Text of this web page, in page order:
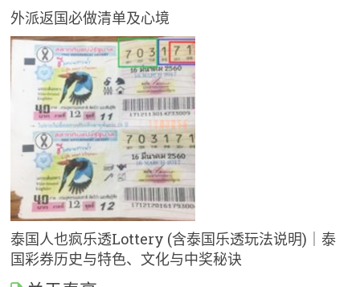
外派返国必做清单及心境
泰国人也疯乐透Lottery (含泰国乐透玩法说明)｜泰
国彩券历史与特色、文化与中奖秘诀